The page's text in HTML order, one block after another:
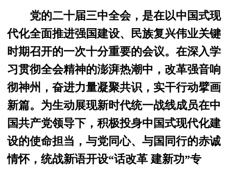
党的二十届三中全会，是在以中国式现
代化全面推进强国建设、民族复兴伟业关键
时期召开的一次十分重要的会议。在深入学
习贯彻全会精神的澎湃热潮中，改革强音响
彻神州，奋进力量凝聚共识，实干行动擘画
新篇。为生动展现新时代统一战线成员在中
国共产党领导下，积极投身中国式现代化建
设的使命担当，与党同心、与国同行的赤诚
情怀，统战新语开设“话改革 建新功”专